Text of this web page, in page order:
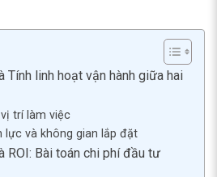
Tính linh hoạt vận hành giữa hai
trí làm việc
lực và không gian lắp đặt
ROI: Bài toán chi phí đầu tư